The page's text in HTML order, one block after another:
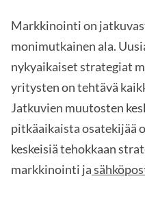
Markkinointi on
monimutkainen ala.
nykyaikaiset strategiat
yritysten on tehtävä
Jatkuvien muutosten
pitkäaikaista osatekijää
keskeisiä tehokkaan
markkinointi ja